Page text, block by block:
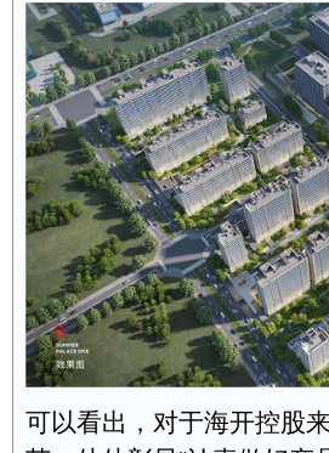
可以看出，对于海开控股